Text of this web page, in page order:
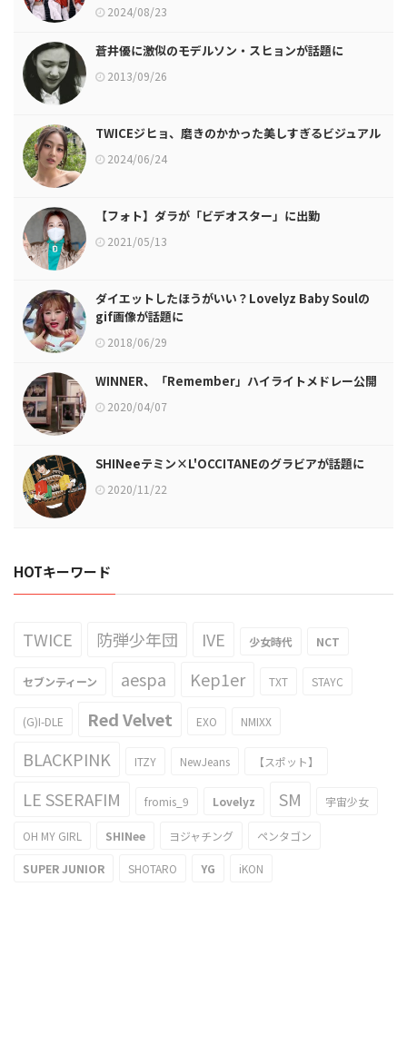
2024/08/23
蒼井優に激似のモデルソン・スヒョンが話題に
2013/09/26
TWICEジヒョ、磨きのかかった美しすぎるビジュアル
2024/06/24
【フォト】ダラが「ビデオスター」に出勤
2021/05/13
ダイエットしたほうがいい？Lovelyz Baby Soulの
gif画像が話題に
2018/06/29
WINNER、「Remember」ハイライトメドレー公開
2020/04/07
SHINeeテミン×L'OCCITANEのグラビアが話題に
2020/11/22
HOTキーワード
TWICE 防弾少年団 IVE 少女時代 NCT
セブンティーン aespa Kep1er TXT STAYC
(G)I-DLE Red Velvet EXO NMIXX
BLACKPINK ITZY NewJeans 【スポット】
LE SSERAFIM fromis_9 Lovelyz SM 宇宙少女
OH MY GIRL SHINee ヨジャチング ペンタゴン
SUPER JUNIOR SHOTARO YG iKON